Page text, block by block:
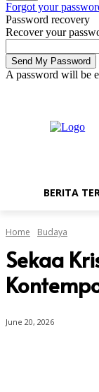
Forgot your
Password recovery
Recover your
A password will be
BERITA
Home Budaya
Sekaa
June 20, 2026